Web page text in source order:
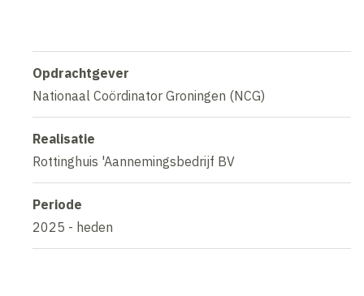
Opdrachtgever
Nationaal Coördinator Groningen (NCG)
Realisatie
Rottinghuis 'Aannemingsbedrijf BV
Periode
2025 - heden